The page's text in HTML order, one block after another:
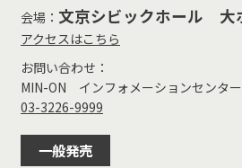
会場： 文京シビックホール 大
アクセスはこちら
お問い合わせ：
MIN-ON インフォメーションセンター
03-3226-9999
一般発売